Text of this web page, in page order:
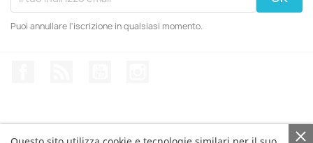
Puoi annullare l'iscrizione in qualsiasi momento.